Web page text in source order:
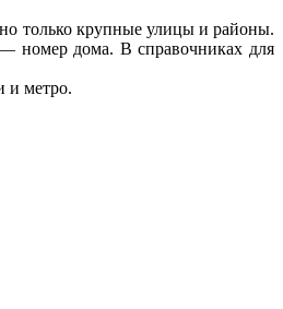
только крупные улицы и районы.
— номер дома. В справочниках для
и метро.